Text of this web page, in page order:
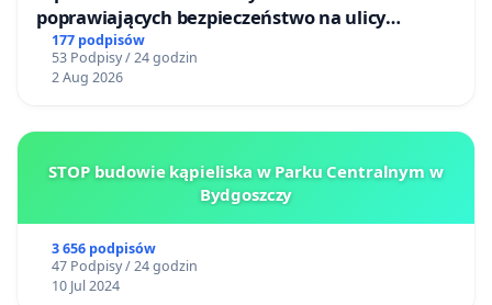
poprawiających bezpieczeństwo na ulicy
Żeromskiego w Otwocku
177 podpisów
53 Podpisy / 24 godzin
2 Aug 2026
STOP budowie kąpieliska w Parku Centralnym w
Bydgoszczy
3 656 podpisów
47 Podpisy / 24 godzin
10 Jul 2024